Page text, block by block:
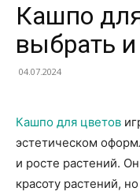
Кашпо
выбрать
04.07.2024
Кашпо для цветов
эстетическом
и росте растений.
красоту растений,